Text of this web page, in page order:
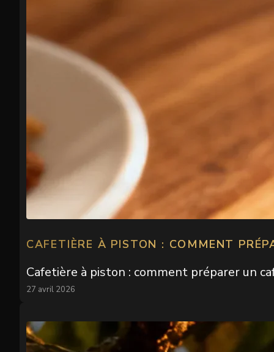
CAFETIÈRE À PISTON : COMMENT
Cafetière à piston : comment préparer un
27 avril 2026